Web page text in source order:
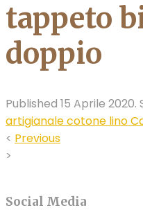
tappeto
doppio
Published 15 Aprile 2020.
artigianale cotone lino
< Previous
>
Social Media